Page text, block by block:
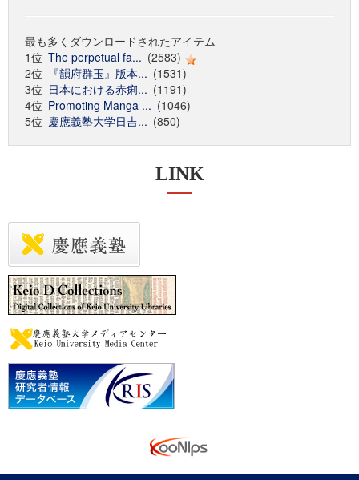
最も多くダウンロードされたアイテム
1位 The perpetual fa... (2583)
2位
『韻府群玉』版本... (1531)
3位 日本における赤痢... (1191)
4位 Promoting Manga ... (1046)
5位 慶應義塾大学日吉... (850)
LINK